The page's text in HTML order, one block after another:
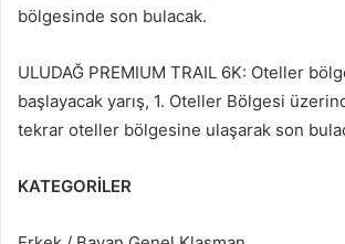
bölgesinde son bulacak.
ULUDAĞ PREMIUM TRAIL 6K: Oteller
başlayacak yarış, 1. Oteller Bölgesi
tekrar oteller bölgesine ulaşarak son
KATEGORİLER